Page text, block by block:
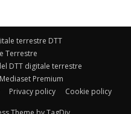
terrestre DTT
Terrestre
DTT digitale terrestre
Mediaset Premium
Privacy policy Cookie policy